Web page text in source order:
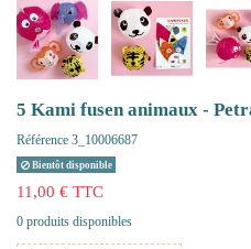
5 Kami fusen animaux -
Référence 3_10006687
Bientôt disponible
11,00 € TTC
0 produits disponibles